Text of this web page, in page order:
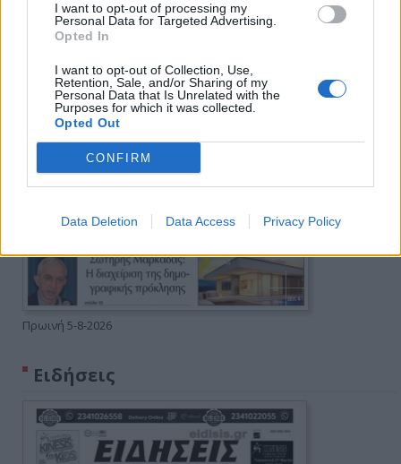
I want to opt-out of processing my
Personal Data for Targeted Advertising.
Opted In
I want to opt-out of Collection, Use,
Retention, Sale, and/or Sharing of my
Personal Data that Is Unrelated with the
Purposes for which it was collected.
Opted Out
CONFIRM
Data Deletion Data Access Privacy Policy
Πρωινή 5-8-2026
Ειδήσεις